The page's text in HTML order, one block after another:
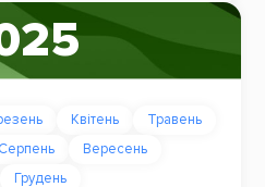
Квітень
Травень
Серпень
Вересень
Грудень